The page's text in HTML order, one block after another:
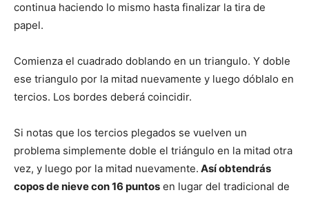
continua haciendo lo mismo hasta finalizar la tira de
papel.
Comienza el cuadrado doblando en un triangulo. Y doble
ese triangulo por la mitad nuevamente y luego dóblalo en
tercios. Los bordes deberá coincidir.
Si notas que los tercios plegados se vuelven un
problema simplemente doble el triángulo en la mitad otra
vez, y luego por la mitad nuevamente. Así obtendrás
copos de nieve con 16 puntos en lugar del tradicional de